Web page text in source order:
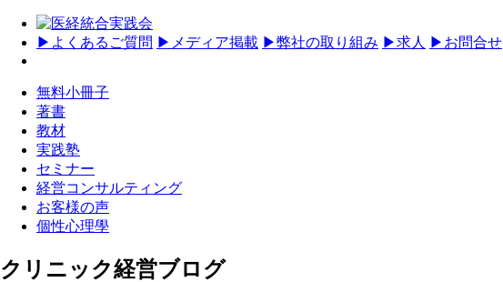
▶ よくあるご質問 ▶ メディア掲載 ▶弊社の取り組み ▶求人 ▶ お問合せ
無料小冊子
著書
教材
実践塾
セミナー
経営コンサルティング
お客様の声
個性心理學
クリニック経営ブログ